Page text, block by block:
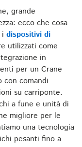
grande
ecco che cosa
i dispositivi di
utilizzati come
in
per un Crane
con comandi
su carriponte.
a fune e unità di
migliore per le
una tecnologia
pesanti fino a